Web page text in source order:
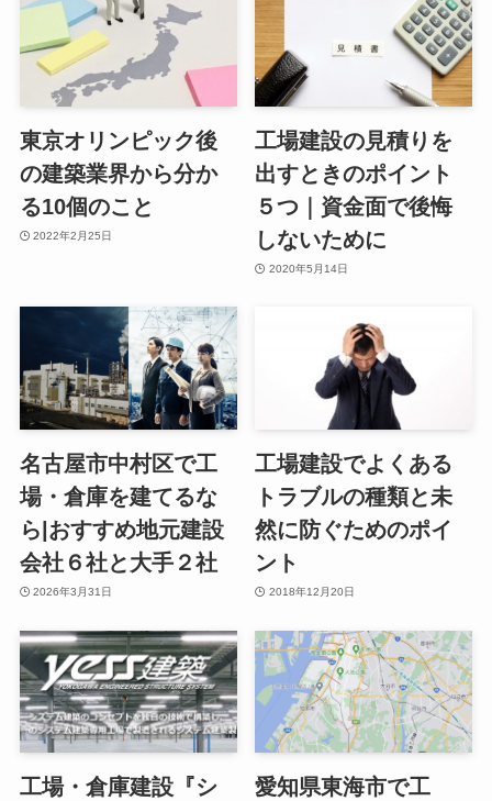
東京オリンピック後
の建築業界から分か
る10個のこと
2022年2月25日
工場建設の見積りを
出すときのポイント
５つ｜資金面で後悔
しないために
2020年5月14日
名古屋市中村区で工
場・倉庫を建てるな
ら|おすすめ地元建設
会社６社と大手２社
2026年3月31日
工場建設でよくある
トラブルの種類と未
然に防ぐためのポイ
ント
2018年12月20日
工場・倉庫建設『シ
愛知県東海市で工